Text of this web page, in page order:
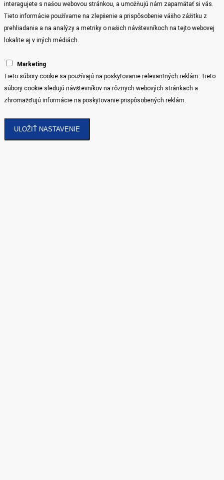
interagujete s našou webovou stránkou, a umožňujú nám zapamätať si vás.
Tieto informácie používame na zlepšenie a prispôsobenie vášho zážitku z
prehliadania a na analýzy a metriky o našich návštevníkoch na tejto webovej
lokalite aj v iných médiách.
Marketing
Tieto súbory cookie sa používajú na poskytovanie relevantných reklám. Tieto
súbory cookie sledujú návštevníkov na rôznych webových stránkach a
zhromažďujú informácie na poskytovanie prispôsobených reklám.
ULOŽIŤ NASTAVENIE